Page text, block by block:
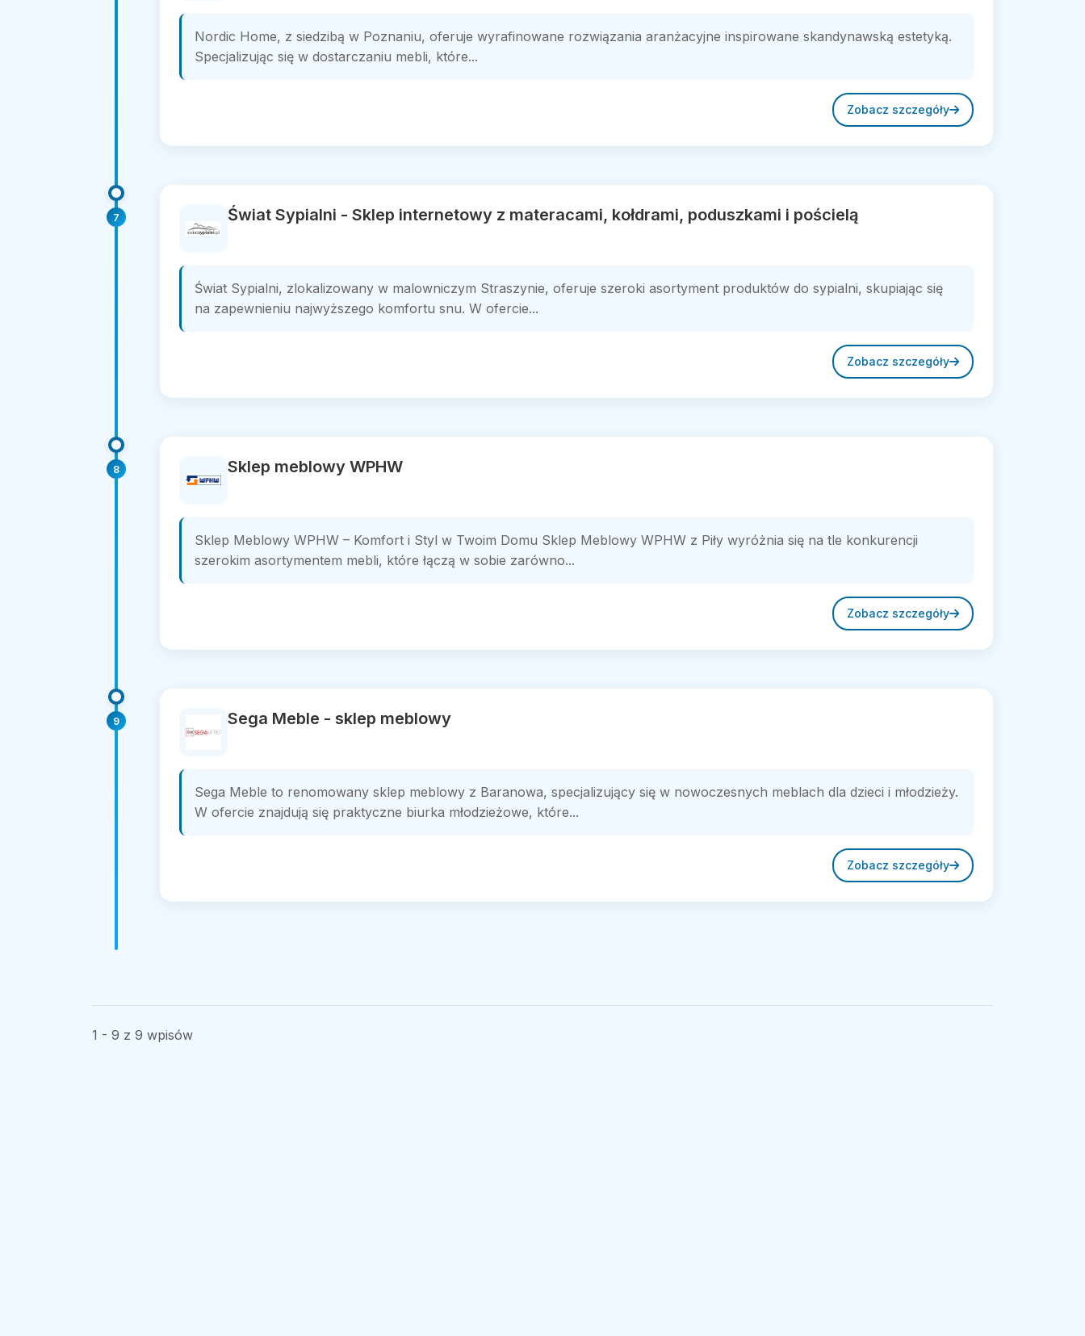
Nordic Home, z siedzibą w Poznaniu, oferuje wyrafinowane rozwiązania aranżacyjne inspirowane skandynawską estetyką.
Specjalizując się w dostarczaniu mebli, które...
Zobacz szczegóły
7 Świat Sypialni - Sklep internetowy z materacami, kołdrami, poduszkami i pościelą
Świat Sypialni, zlokalizowany w malowniczym Straszynie, oferuje szeroki asortyment produktów do sypialni, skupiając się
na zapewnieniu najwyższego komfortu snu. W ofercie...
Zobacz szczegóły
8 Sklep meblowy WPHW
Sklep Meblowy WPHW – Komfort i Styl w Twoim Domu Sklep Meblowy WPHW z Piły wyróżnia się na tle konkurencji
szerokim asortymentem mebli, które łączą w sobie zarówno...
Zobacz szczegóły
9 Sega Meble - sklep meblowy
Sega Meble to renomowany sklep meblowy z Baranowa, specjalizujący się w nowoczesnych meblach dla dzieci i młodzieży.
W ofercie znajdują się praktyczne biurka młodzieżowe, które...
Zobacz szczegóły
1 - 9 z 9 wpisów